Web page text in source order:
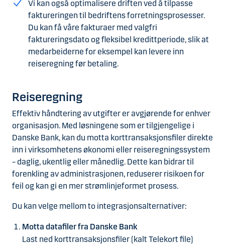
Vi kan også optimalisere driften ved å tilpasse
faktureringen til bedriftens forretningsprosesser.
Du kan få våre fakturaer med valgfri
faktureringsdato og fleksibel kredittperiode, slik at
medarbeiderne for eksempel kan levere inn
reiseregning før betaling.
Reiseregning
Effektiv håndtering av utgifter er avgjørende for enhver
organisasjon. Med løsningene som er tilgjengelige i
Danske Bank, kan du motta korttransaksjonsfiler direkte
inn i virksomhetens økonomi eller reiseregningssystem
– daglig, ukentlig eller månedlig. Dette kan bidrar til
forenkling av administrasjonen, reduserer risikoen for
feil og kan gi en mer strømlinjeformet prosess.
Du kan velge mellom to integrasjonsalternativer:
Motta datafiler fra Danske Bank
Last ned korttransaksjonsfiler (kalt Telekort file)